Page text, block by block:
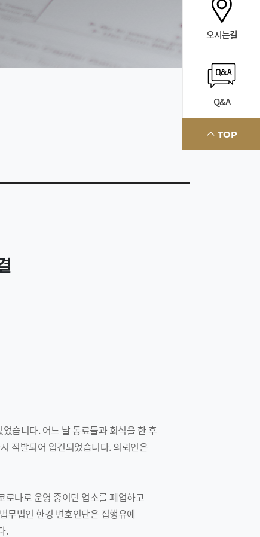
습니다. 어느 날 동료들과 회식을 한 후
적발되어 입건되었습니다. 의뢰인은
로나로 운영 중이던 업소를 폐업하고
무법인 한경 변호인단은 집행유예
.
오시는길
Q&A
TOP